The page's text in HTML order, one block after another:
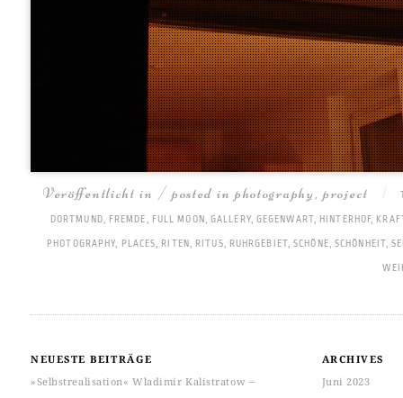
Veröffentlicht in / posted in photography,project
DORTMUND, FREMDE, FULL MOON, GALLERY, GEGENWART, HINTERHOF,
PHOTOGRAPHY, PLACES, RITEN, RITUS, RUHRGEBIET,SCHÖNE, SCHÖNHEIT,
NEUESTE BEITRÄGE
»Selbstrealisation« Wladimir Kalistratow ‒
ARCHIVES
Juni 2023